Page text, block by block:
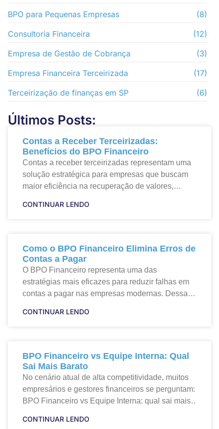
BPO para Pequenas Empresas
(8)
Consultoria Financeira
(12)
Empresa de Gestão de Cobrança
(3)
Empresa Financeira Terceirizada
(17)
Terceirização de finanças em SP
(6)
Últimos Posts:
Contas a Receber Terceirizadas:
Benefícios do BPO Financeiro
Contas a receber terceirizadas representam uma
solução estratégica para empresas que buscam
maior eficiência na recuperação de valores,
fluxo de caixa. Dessa forma,
CONTINUAR LENDO
Como o BPO Financeiro Elimina Erros de
Contas a Pagar
O BPO Financeiro representa uma das
estratégias mais eficazes para reduzir falhas em
contas a pagar nas empresas modernas. Dessa
especialistas externos, as organizações
CONTINUAR LENDO
BPO Financeiro vs Equipe Interna: Qual
Sai Mais Barato
No cenário atual de alta competitividade, muitos
empresários e gestores financeiros se perguntam:
BPO Financeiro vs Equipe Interna: qual sai mais
companhia? Essa
CONTINUAR LENDO